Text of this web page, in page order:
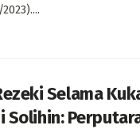
Selama
Solihin: